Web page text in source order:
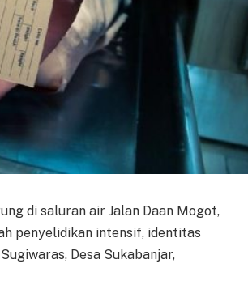
di saluran air Jalan Daan Mogot,
penyelidikan intensif, identitas
Desa Sukabanjar,